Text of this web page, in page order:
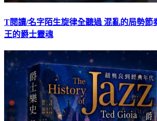
T閱讀/名字陌生旋律全聽過 混亂的局勢節
王的爵士靈魂